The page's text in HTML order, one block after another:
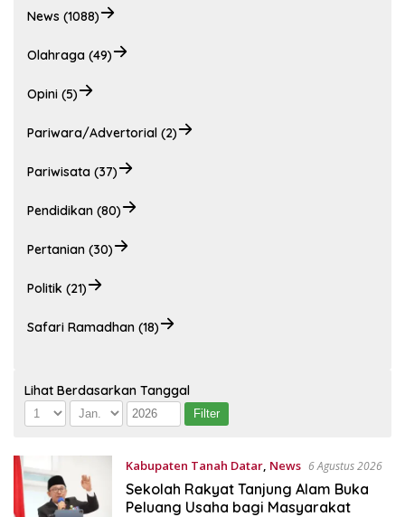
News (1088)
Olahraga (49)
Opini (5)
Pariwara/Advertorial (2)
Pariwisata (37)
Pendidikan (80)
Pertanian (30)
Politik (21)
Safari Ramadhan (18)
Lihat Berdasarkan Tanggal
Kabupaten Tanah Datar, News 6 Agustus 2026
Sekolah Rakyat Tanjung Alam Buka
Peluang Usaha bagi Masyarakat